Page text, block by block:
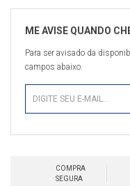
Para ser avisado da
campos abaixo.
COMPRA
SEGURA